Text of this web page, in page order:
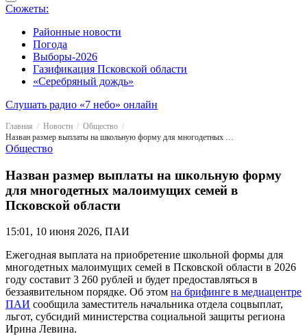
Сюжеты:
Районные новости
Погода
Выборы-2026
Газификация Псковской области
«Серебряный дождь»
Слушать радио «7 небо» онлайн
Главная Новости
Общество
Назван размер выплаты на школьную форму для многодетных малоимущих семей в Псковской области
Общество
Назван размер выплаты на школьную форму
для многодетных малоимущих семей в
Псковской области
15:01, 10 июня 2026, ПАИ
Ежегодная выплата на приобретение школьной формы для
многодетных малоимущих семей в Псковской области в 2026
году составит 3 260 рублей и будет предоставляться в
беззаявительном порядке. Об этом на брифинге в медиацентре
ПАИ сообщила заместитель начальника отдела соцвыплат,
льгот, субсидий министерства социальной защиты региона
Ирина Левина.